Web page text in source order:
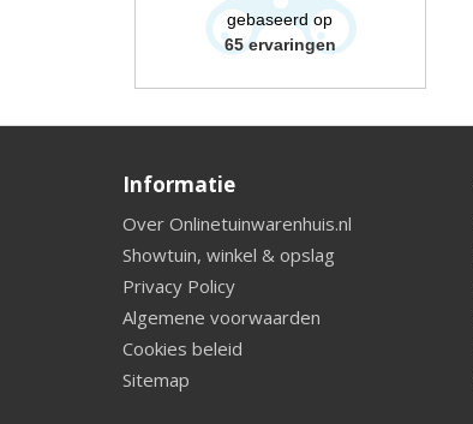
gebaseerd op
65 ervaringen
Informatie
Over Onlinetuinwarenhuis.nl
Showtuin, winkel & opslag
Privacy Policy
Algemene voorwaarden
Cookies beleid
Sitemap